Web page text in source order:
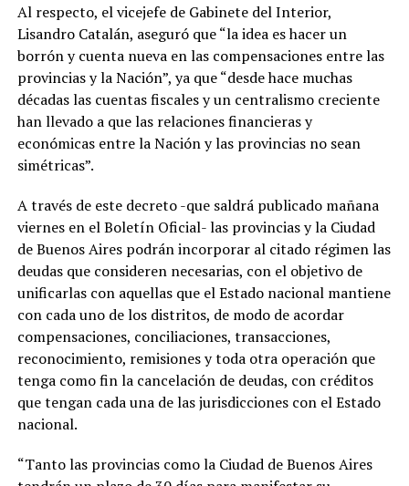
Al respecto, el vicejefe de Gabinete del Interior,
Lisandro Catalán, aseguró que “la idea es hacer un
borrón y cuenta nueva en las compensaciones entre las
provincias y la Nación”, ya que “desde hace muchas
décadas las cuentas fiscales y un centralismo creciente
han llevado a que las relaciones financieras y
económicas entre la Nación y las provincias no sean
simétricas”.
A través de este decreto -que saldrá publicado mañana
viernes en el Boletín Oficial- las provincias y la Ciudad
de Buenos Aires podrán incorporar al citado régimen las
deudas que consideren necesarias, con el objetivo de
unificarlas con aquellas que el Estado nacional mantiene
con cada uno de los distritos, de modo de acordar
compensaciones, conciliaciones, transacciones,
reconocimiento, remisiones y toda otra operación que
tenga como fin la cancelación de deudas, con créditos
que tengan cada una de las jurisdicciones con el Estado
nacional.
“Tanto las provincias como la Ciudad de Buenos Aires